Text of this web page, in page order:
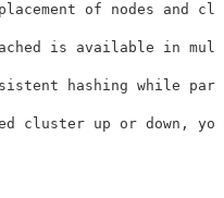
of nodes and
is available in
hashing while
cluster up or